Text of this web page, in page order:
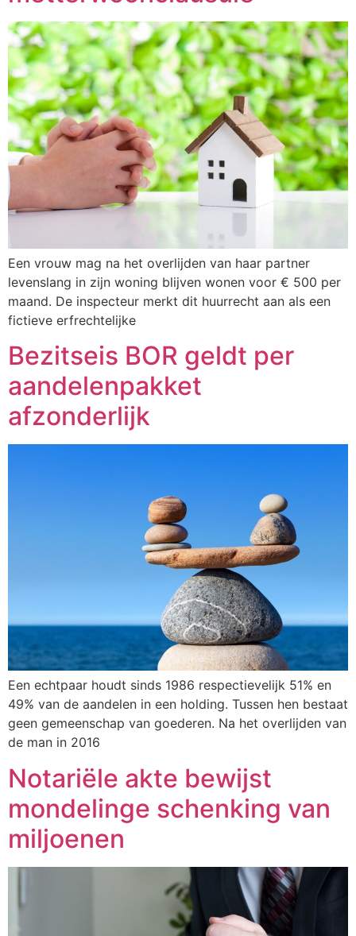
Een vrouw mag na het overlijden van haar partner
levenslang in zijn woning blijven wonen voor € 500 per
maand. De inspecteur merkt dit huurrecht aan als een
fictieve erfrechtelijke
Bezitseis BOR geldt per
aandelenpakket
afzonderlijk
Een echtpaar houdt sinds 1986 respectievelijk 51% en
49% van de aandelen in een holding. Tussen hen bestaat
geen gemeenschap van goederen. Na het overlijden van
de man in 2016
Notariële akte bewijst
mondelinge schenking van
miljoenen